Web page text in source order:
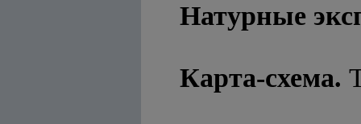
Натурные
Карта-схема.